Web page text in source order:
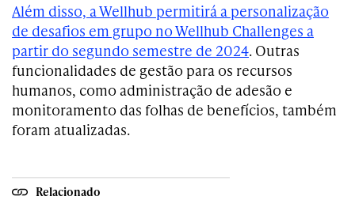
Além disso, aWellhub permitirá a personalização
de desafios em grupo no Wellhub Challenges a
partir do segundo semestre de 2024. Outras
funcionalidades de gestão para os recursos
humanos, como administração de adesão e
monitoramento das folhas de benefícios, também
foram atualizadas.
Relacionado